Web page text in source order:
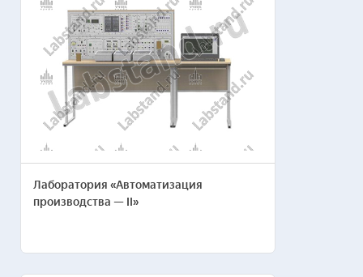
Лаборатория «Автоматизация
производства — II»